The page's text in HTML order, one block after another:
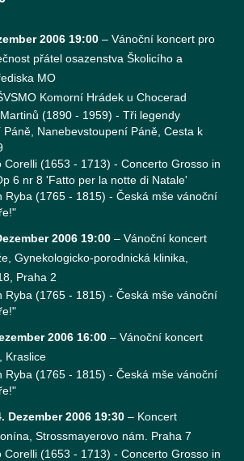
2006 19:00 – Vánoční koncert pro
přátel osazenstva Školicího a
MO
Komorní Hrádek u Chocerad
(1890 - 1959) - Tři legendy
Páně, Nanebevstoupení Páně, Cesta k
Corelli (1653 - 1713) - Concerto Grosso in
6 nr 8 'Fatto per la notte di Natale'
Ryba (1765 - 1815) - Česká mše vánoční
2006 19:00 – Vánoční koncert
Gynekologicko-porodnická klinika,
Praha 2
Ryba (1765 - 1815) - Česká mše vánoční
2006 16:00 – Vánoční koncert
Kraslice
Ryba (1765 - 1815) - Česká mše vánoční
Dezember 2006 19:30 – Koncert
Strossmayerovo nám. Praha 7
Corelli (1653 - 1713) - Concerto Grosso in